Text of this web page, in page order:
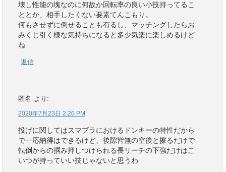
壊し性能の塊なのに何故か回転率の良い小技持ってるこ
ととか、相手したくない要素てんこもり。
何もさせずに倒せることも有るし、マッチングしたらお
みくじ引く様な気持ちになると多少気楽に楽しめるけど
ね
返信
匿名 より:
2020年7月23日 2:20 PM
投げに関してはスマブラにおけるドンキーの特性だから
で一応納得はできるけど、後隙皆無の空後と擦るだけで
転倒からの掴み押しつけられる長リーチの下強だけはこ
いつが持っていい技じゃないと思うわ